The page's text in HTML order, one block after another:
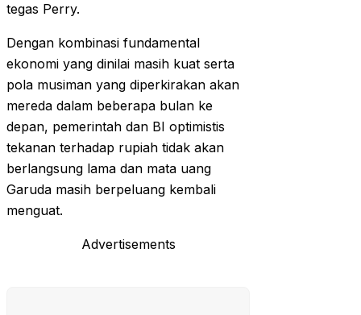
tegas Perry.
Dengan kombinasi fundamental
ekonomi yang dinilai masih kuat serta
pola musiman yang diperkirakan akan
mereda dalam beberapa bulan ke
depan, pemerintah dan BI optimistis
tekanan terhadap rupiah tidak akan
berlangsung lama dan mata uang
Garuda masih berpeluang kembali
menguat.
Advertisements